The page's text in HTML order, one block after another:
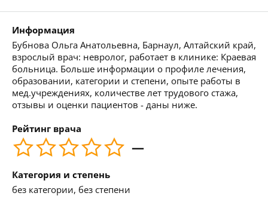
Информация
Бубнова Ольга Анатольевна, Барнаул, Алтайский край,
взрослый врач: невролог, работает в клинике: Краевая
больница. Больше информации о профиле лечения,
образовании, категории и степени, опыте работы в
мед.учреждениях, количестве лет трудового стажа,
отзывы и оценки пациентов - даны ниже.
Рейтинг врача
—
Категория и степень
без категории, без степени